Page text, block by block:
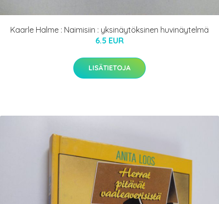
Kaarle Halme : Naimisiin : yksinäytöksinen huvinäytelmä
6.5 EUR
LISÄTIETOJA